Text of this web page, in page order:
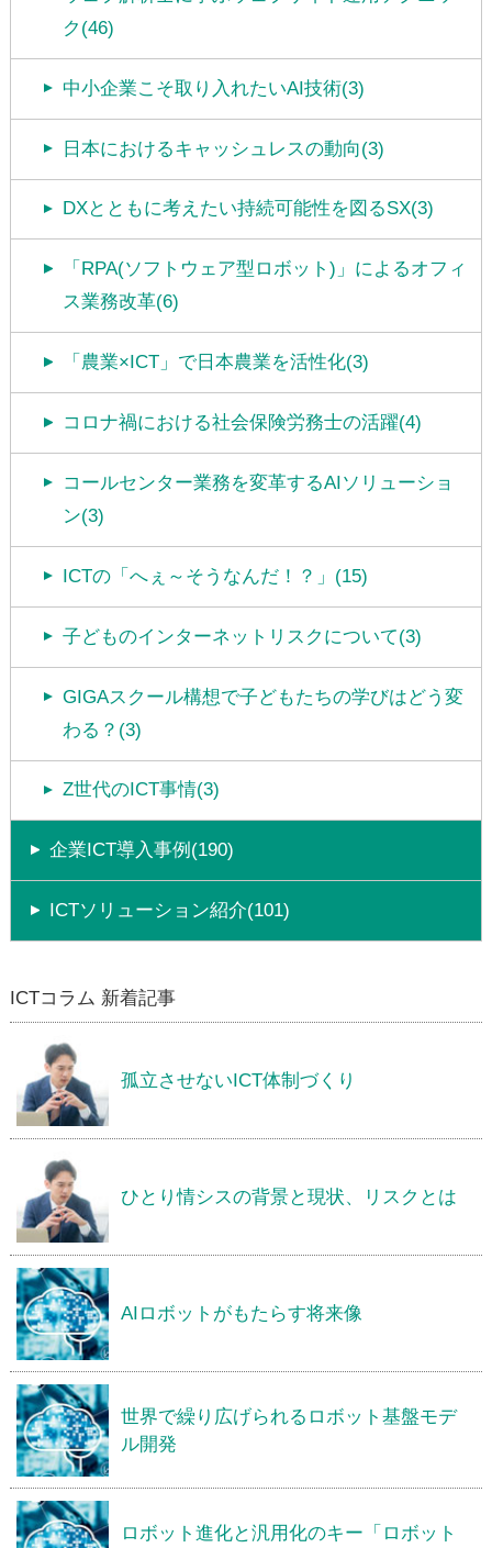
ク(46)
中小企業こそ取り入れたいAI技術(3)
日本におけるキャッシュレスの動向(3)
DXとともに考えたい持続可能性を図るSX(3)
「RPA(ソフトウェア型ロボット)」によるオフィ
ス業務改革(6)
「農業×ICT」で日本農業を活性化(3)
コロナ禍における社会保険労務士の活躍(4)
コールセンター業務を変革するAIソリューショ
ン(3)
ICTの「へぇ～そうなんだ！？」(15)
子どものインターネットリスクについて(3)
GIGAスクール構想で子どもたちの学びはどう変
わる？(3)
Z世代のICT事情(3)
企業ICT導入事例(190)
ICTソリューション紹介(101)
ICTコラム 新着記事
孤立させないICT体制づくり
ひとり情シスの背景と現状、リスクとは
AIロボットがもたらす将来像
世界で繰り広げられるロボット基盤モデ
ル開発
ロボット進化と汎用化のキー「ロボット